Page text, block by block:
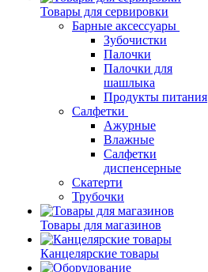
Товары для сервировки
Барные аксессуары
Зубочистки
Палочки
Палочки для
шашлыка
Продукты питания
Салфетки
Ажурные
Влажные
Салфетки
диспенсерные
Скатерти
Трубочки
Товары для магазинов
Канцелярские товары